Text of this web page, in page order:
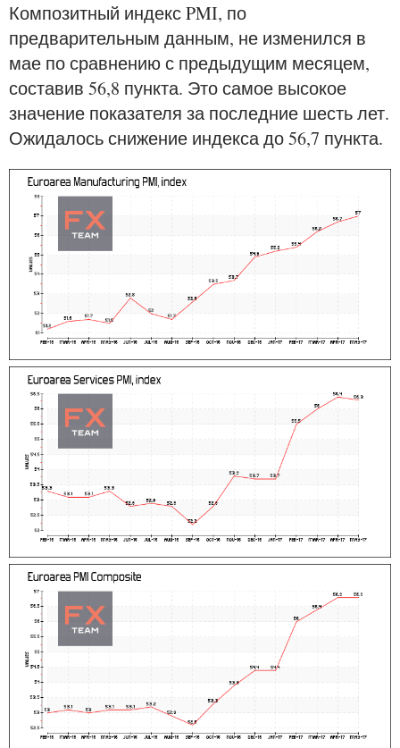
Композитный индекс PMI, по
предварительным данным, не изменился в
мае по сравнению с предыдущим месяцем,
составив 56,8 пункта. Это самое высокое
значение показателя за последние шесть лет.
Ожидалось снижение индекса до 56,7 пункта.